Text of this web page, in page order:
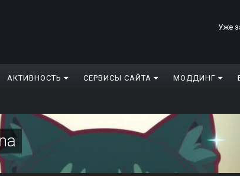
Уже
АКТИВНОСТЬ СЕРВИСЫ САЙТА МОДДИНГ